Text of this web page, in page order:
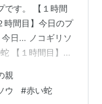
です。 【１時間
時間目】今日のプ
日… ノコギリソ
【１時間目】ミ
校の親御さんの
は、 自意識過剰
親
ウ #赤い蛇